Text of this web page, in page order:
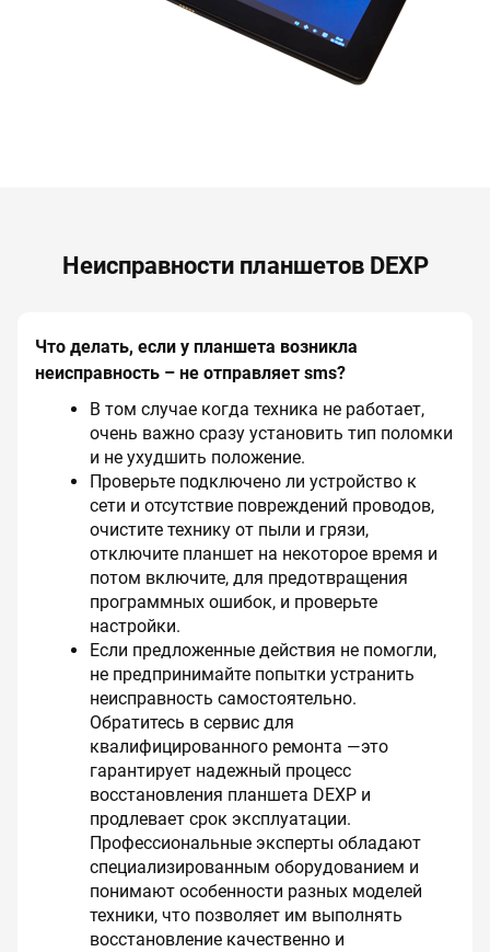
Неисправности планшетов DEXP
Что делать, если у планшета возникла
неисправность – не отправляет sms?
В том случае когда техника не работает,
очень важно сразу установить тип поломки
и не ухудшить положение.
Проверьте подключено ли устройство к
сети и отсутствие повреждений проводов,
очистите технику от пыли и грязи,
отключите планшет на некоторое время и
потом включите, для предотвращения
программных ошибок, и проверьте
настройки.
Если предложенные действия не помогли,
не предпринимайте попытки устранить
неисправность самостоятельно.
Обратитесь в сервис для
квалифицированного ремонта —это
гарантирует надежный процесс
восстановления планшета DEXP и
продлевает срок эксплуатации.
Профессиональные эксперты обладают
специализированным оборудованием и
понимают особенности разных моделей
техники, что позволяет им выполнять
восстановление качественно и